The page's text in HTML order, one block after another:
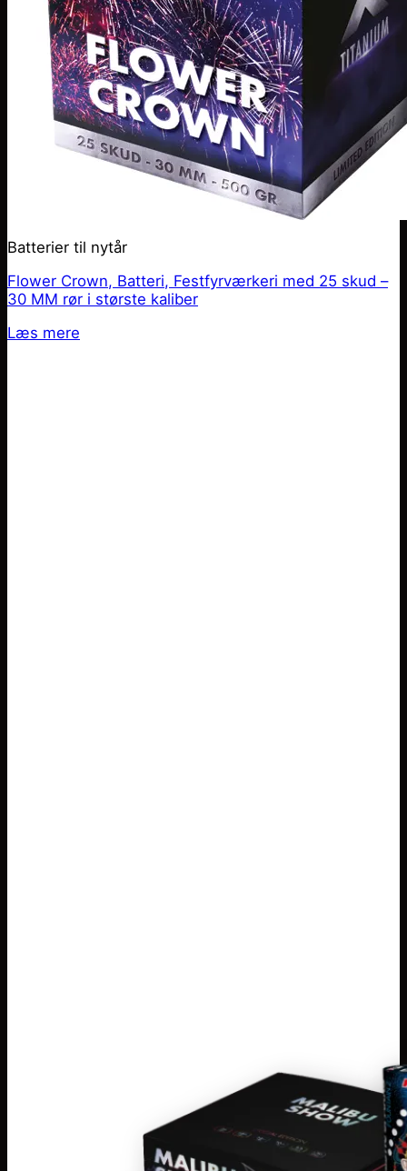
Batterier til nytår
Flower Crown, Batteri, Festfyrværkeri med 25 skud –
30 MM rør i største kaliber
Læs mere